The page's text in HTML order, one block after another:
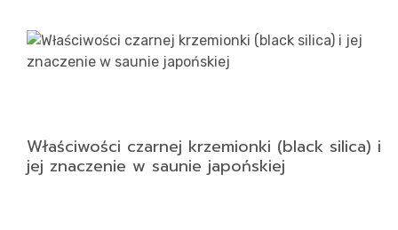
Właściwości czarnej krzemionki (black silica) i
jej znaczenie w saunie japońskiej